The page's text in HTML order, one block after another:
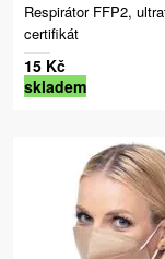
Respirátor FFP2,
certifikát
15 Kč
skladem